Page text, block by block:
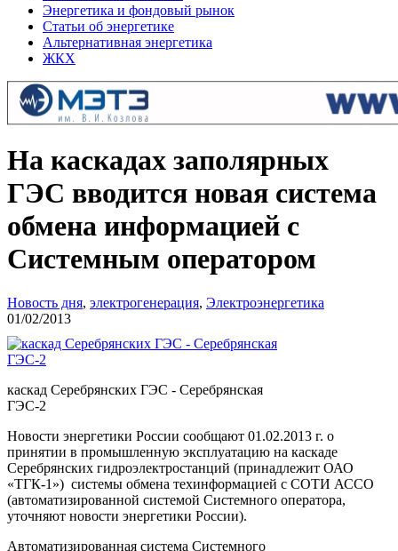
Энергетика и фондовый рынок
Статьи об энергетике
Альтернативная энергетика
ЖКХ
На каскадах заполярных
ГЭС вводится новая система
обмена информацией с
Системным оператором
Новость дня, электрогенерация, Электроэнергетика
01/02/2013
каскад Серебрянских ГЭС - Серебрянская
ГЭС-2
Новости энергетики России сообщают 01.02.2013 г. о
принятии в промышленную эксплуатацию на каскаде
Серебрянских гидроэлектростанций (принадлежит ОАО
«ТГК-1») системы обмена техинформацией с СОТИ АССО
(автоматизированной системой Системного оператора,
уточняют новости энергетики России).
Автоматизированная система Системного